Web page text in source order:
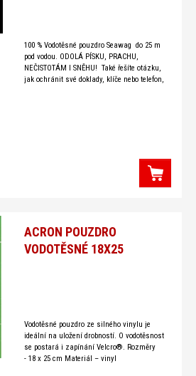
100 % Vodotěsné pouzdro Seawag do 25 m
pod vodou. ODOLÁ PÍSKU, PRACHU,
NEČISTOTÁM I SNĚHU! Také řešíte otázku,
jak ochránit své doklady, klíče nebo telefon,
ACRON POUZDRO
VODOTĚSNÉ 18X25
Vodotěsné pouzdro ze silného vinylu je
ideální na uložení drobností. O vodotěsnost
se postará i zapínání Velcro®. Rozměry
- 18 x 25 cm Materiál – vinyl